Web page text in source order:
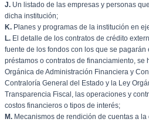
J. Un listado de las empresas y personas
dicha institución;
K. Planes y programas de la institución en
L. El detalle de los contratos de crédito
fuente de los fondos con los que se
préstamos o contratos de financiamiento, se
Orgánica de Administración Financiera y
Contraloría General del Estado y la Ley
Transparencia Fiscal, las operaciones y
costos financieros o tipos de interés;
M. Mecanismos de rendición de cuentas a